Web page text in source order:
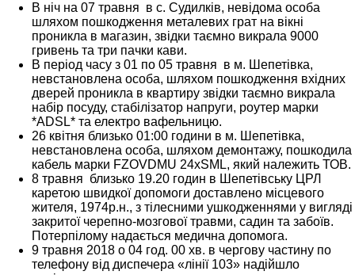
В ніч на 07 травня в с. Судилків, невідома особа
шляхом пошкодження металевих грат на вікні
проникла в магазин, звідки таємно викрала 9000
гривень та три пачки кави.
В період часу з 01 по 05 травня в м. Шепетівка,
невстановлена особа, шляхом пошкодження вхідних
дверей проникла в квартиру звідки таємно викрала
набір посуду, стабілізатор напруги, роутер марки
*ADSL* та електро вафельницю.
26 квітня близько 01:00 години в м. Шепетівка,
невстановлена особа, шляхом демонтажу, пошкодила
кабель марки FZOVDMU 24хSML, який належить ТОВ.
8 травня близько 19.20 годин в Шепетівську ЦРЛ
каретою швидкої допомоги доставлено місцевого
жителя, 1974р.н., з тілесними ушкодженнями у вигляді
закритої черепно-мозгової травми, садин та забоїв.
Потерпілому надається медична допомога.
9 травня 2018 о 04 год. 00 хв. в чергову частину по
телефону від диспечера «лінії 103» надійшло